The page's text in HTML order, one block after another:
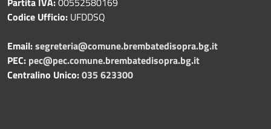
Codice Ufficio: UFDDSQ
Email:segreteria@comune.brembatedisopra.bg.it
PEC: pec@pec.comune.brembatedisopra.bg.it
Centralino Unico:035 623300